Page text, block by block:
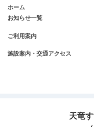
ホーム
お知らせ一覧
ご利用案内
施設案内・交通アクセス
天竜